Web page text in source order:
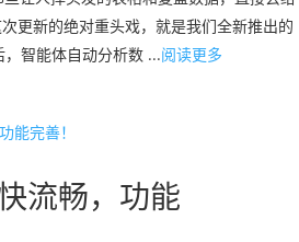
更新的绝对重头戏，就是我们全新推出的
智能体自动分析数 ...阅读更多
流畅，功能